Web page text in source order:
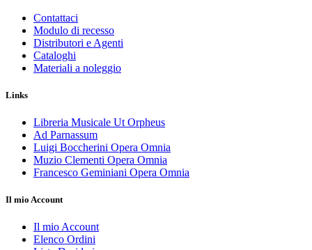
Contattaci
Modulo di recesso
Distributori e Agenti
Cataloghi
Materiali a noleggio
Links
Libreria Musicale Ut Orpheus
Ad Parnassum
Luigi Boccherini Opera Omnia
Muzio Clementi Opera Omnia
Francesco Geminiani Opera Omnia
Il mio Account
Il mio Account
Elenco Ordini